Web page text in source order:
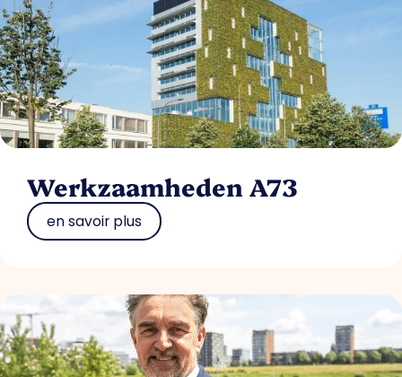
Werkzaamheden A73
en savoir plus